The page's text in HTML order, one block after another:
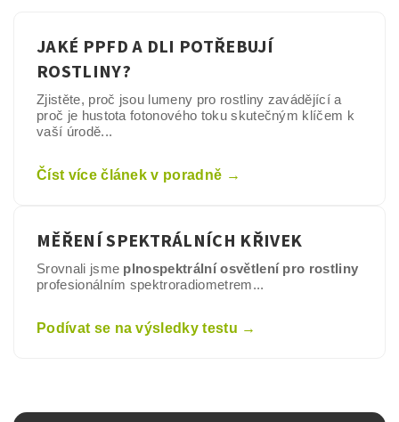
JAKÉ PPFD A DLI POTŘEBUJÍ
ROSTLINY?
Zjistěte, proč jsou lumeny pro rostliny zavádějící a
proč je hustota fotonového toku skutečným klíčem k
vaší úrodě...
Číst více článek v poradně →
MĚŘENÍ SPEKTRÁLNÍCH KŘIVEK
Srovnali jsme plnospektrální osvětlení pro rostliny
profesionálním spektroradiometrem...
Podívat se na výsledky testu →